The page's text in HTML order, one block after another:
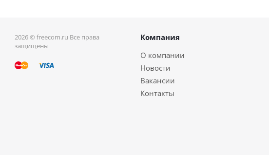
2026 © freecom.ru Все права
защищены
Компания
О компании
Новости
Вакансии
Контакты